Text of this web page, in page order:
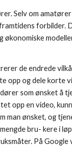
Selv om
forbilder.
de endrede
opp og dele korte
som ønsket å
opp en video,
man ønsket, og
bru- kere i
På Google